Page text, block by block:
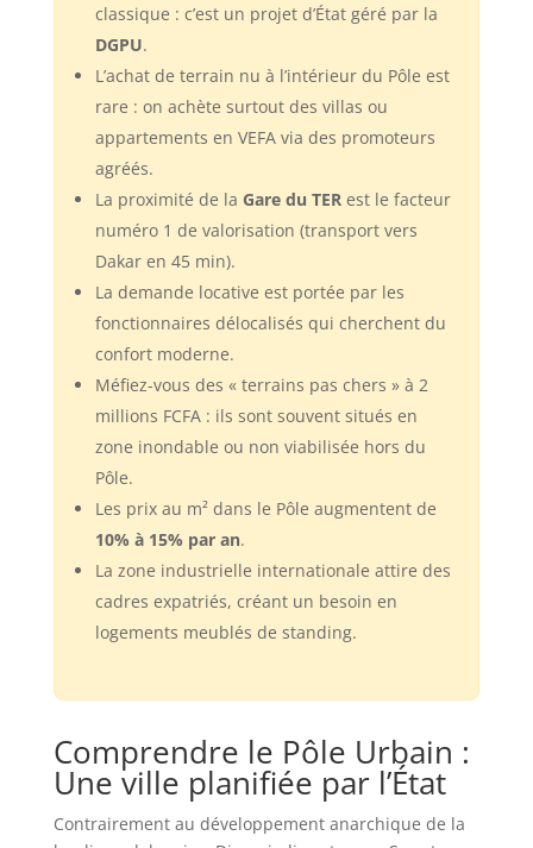
classique : c’est un projet d’État géré par la
DGPU.
L’achat de terrain nu à l’intérieur du Pôle est
rare : on achète surtout des villas ou
appartements en VEFA via des promoteurs
agréés.
La proximité de la Gare du TERest le facteur
numéro 1 de valorisation (transport vers
Dakar en 45 min).
La demande locative est portée par les
fonctionnaires délocalisés qui cherchent du
confort moderne.
Méfiez-vous des « terrains pas chers » à 2
millions FCFA : ils sont souvent situés en
zone inondable ou non viabilisée hors du
Pôle.
Les prix au m² dans le Pôle augmentent de
10% à 15% par an.
La zone industrielle internationale attire des
cadres expatriés, créant un besoin en
logements meublés de standing.
Comprendre le Pôle Urbain :
Une ville planifiée par l’État
Contrairement au développement anarchique de la